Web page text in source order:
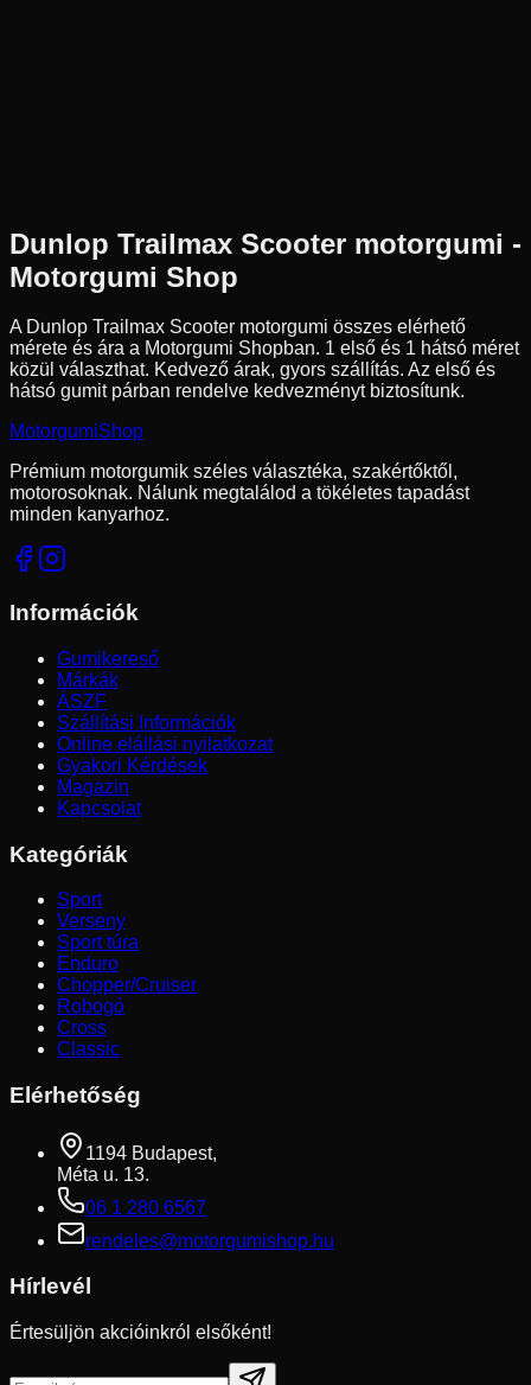
Dunlop Trailmax Scooter motorgumi -
Motorgumi Shop
A Dunlop Trailmax Scooter motorgumi összes elérhető
mérete és ára a Motorgumi Shopban. 1 első és 1 hátsó méret
közül választhat. Kedvező árak, gyors szállítás. Az első és
hátsó gumit párban rendelve kedvezményt biztosítunk.
MotorgumiShop
Prémium motorgumik széles választéka, szakértőktől,
motorosoknak. Nálunk megtalálod a tökéletes tapadást
minden kanyarhoz.
Információk
Gumikereső
Márkák
ÁSZF
Szállítási Információk
Online elállási nyilatkozat
Gyakori Kérdések
Magazin
Kapcsolat
Kategóriák
Sport
Verseny
Sport túra
Enduro
Chopper/Cruiser
Robogó
Cross
Classic
Elérhetőség
1194 Budapest,
Méta u. 13.
06 1 280 6567
rendeles@motorgumishop.hu
Hírlevél
Értesüljön akcióinkról elsőként!